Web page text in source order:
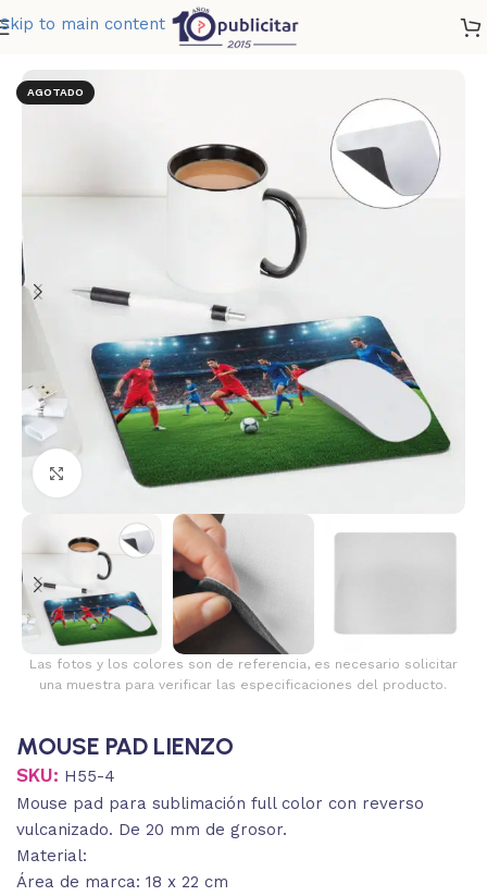
Skip to main content
MOUSE PAD LIENZO
AGOTADO
Clic para ampliar
Las fotos y los colores son de referencia, es necesario solicitar
una muestra para verificar las especificaciones del producto.
MOUSE PAD LIENZO
SKU: H55-4
Mouse pad para sublimación full color con reverso
vulcanizado. De 20 mm de grosor.
Material:
Área de marca: 18 x 22 cm